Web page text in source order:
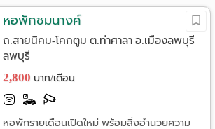
หอพักชมนางค์
ถ.สายนิคม-โคกตูม ต.ท่าศาลา อ.เมืองลพบุรี
ลพบุรี
2,800 บาท/เดือน
หอพักรายเดือนเปิดใหม่ พร้อมสิ่งอำนวยความ